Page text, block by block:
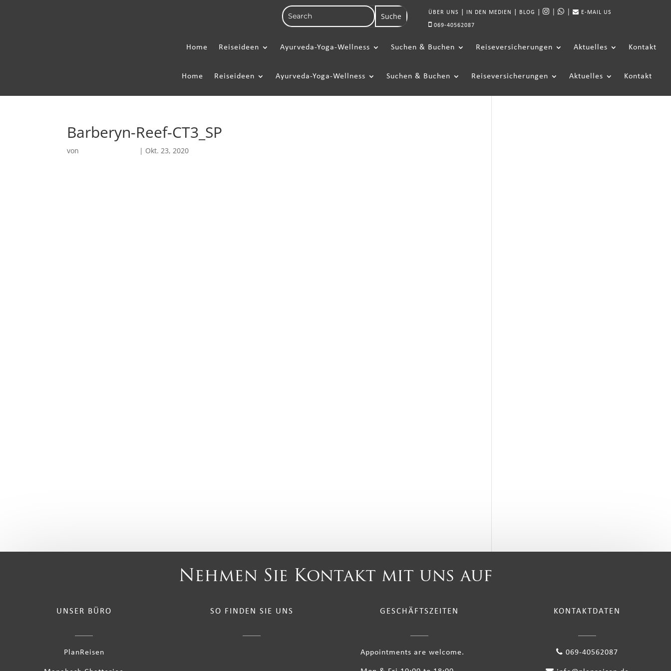
ÜBER UNS IN DEN MEDIEN BLOG | | E-MAIL US
069-40562087
Home Reiseideen Ayurveda-Yoga-Wellness Suchen & Buchen Reiseversicherungen Aktuelles Kontakt
Home Reiseideen Ayurveda-Yoga-Wellness Suchen & Buchen Reiseversicherungen Aktuelles Kontakt
Barberyn-Reef-CT3_SP
von | Okt. 23, 2020
Nehmen Sie Kontakt mit uns auf
UNSER BÜRO
PlanReisen
SO FINDEN SIE UNS GESCHÄFTSZEITEN
Appointments are welcome.
KONTAKTDATEN
069-40562087